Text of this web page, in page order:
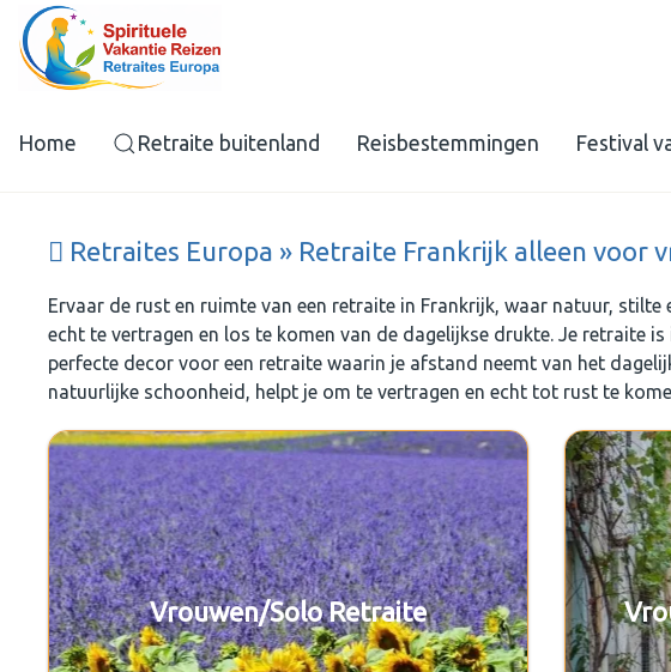
Home Retraite buitenland Reisbestemmingen Festival
Retraites Europa » Retraite Frankrijk alleen voor
Ervaar de rust en ruimte van een retraite in Frankrijk, waar natuur,
echt te vertragen en los te komen van de dagelijkse drukte. Je retraite
perfecte decor voor een retraite waarin je afstand neemt van het
natuurlijke schoonheid, helpt je om te vertragen en echt tot rust te
Vrouwen/Solo Retraite